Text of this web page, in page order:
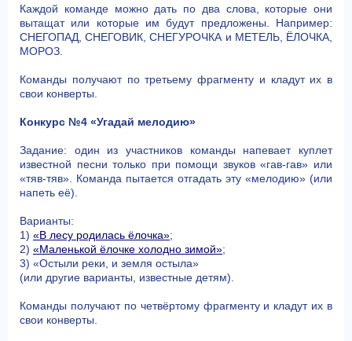
Каждой команде можно дать по два слова, которые они
вытащат или которые им будут предложены. Например:
СНЕГОПАД, СНЕГОВИК, СНЕГУРОЧКА и МЕТЕЛЬ, ЁЛОЧКА,
МОРОЗ.
Команды получают по третьему фрагменту и кладут их в
свои конверты.
Конкурс №4 «Угадай мелодию»
Задание: один из участников команды напевает куплет
известной песни только при помощи звуков «гав-гав» или
«тяв-тяв». Команда пытается отгадать эту «мелодию» (или
напеть её).
Варианты:
1) «В лесу родилась ёлочка»;
2) «Маленькой ёлочке холодно зимой»;
3) «Остыли реки, и земля остыла»
(или другие варианты, известные детям).
Команды получают по четвёртому фрагменту и кладут их в
свои конверты.